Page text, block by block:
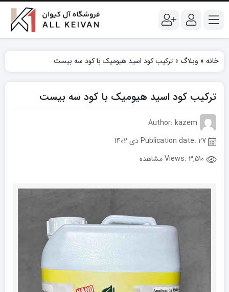
خانه » وبلاگ » ترکیب کود اسید هیومیک با کود سه بیست
ترکیب کود اسید هیومیک با کود سه بیست
Author: kazem
3,510 مشاهده